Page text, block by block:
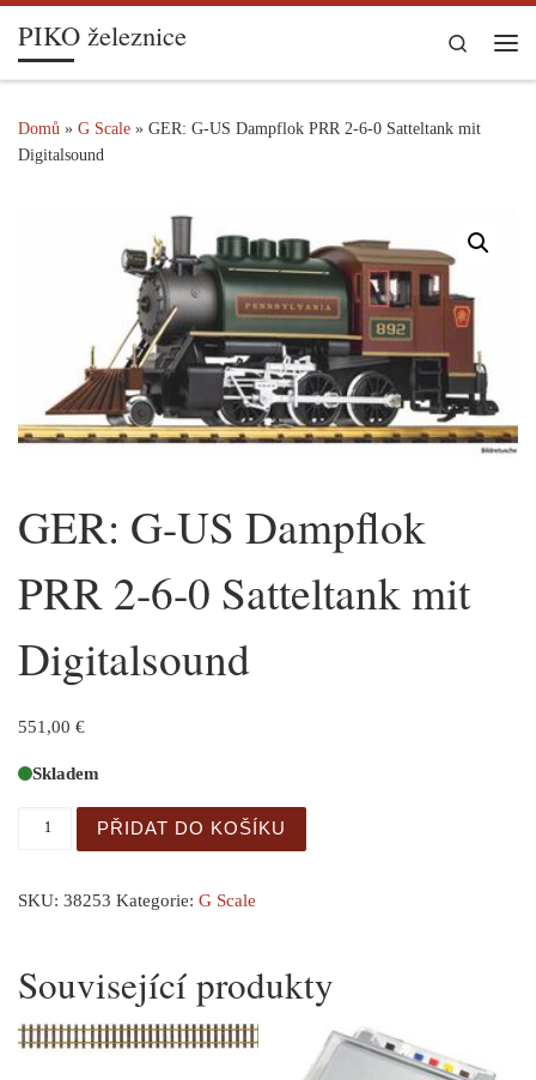
Skip to content
PIKO železnice
Search
Domů » G Scale » GER: G-US Dampflok PRR 2-6-0 Satteltank mit
Digitalsound
GER: G-US Dampflok
PRR 2-6-0 Satteltank mit
Digitalsound
551,00 €
Skladem
GER: G-US Dampflok PRR 2-6-0 Satteltank mit
PŘIDAT DO KOŠÍKU
SKU: 38253 Kategorie: G Scale
Související produkty